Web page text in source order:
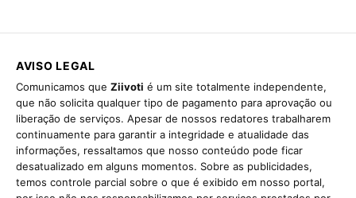
AVISO LEGAL
Comunicamos que Ziivoti é um site totalmente independente,
que não solicita qualquer tipo de pagamento para aprovação ou
liberação de serviços. Apesar de nossos redatores trabalharem
continuamente para garantir a integridade e atualidade das
informações, ressaltamos que nosso conteúdo pode ficar
desatualizado em alguns momentos. Sobre as publicidades,
temos controle parcial sobre o que é exibido em nosso portal,